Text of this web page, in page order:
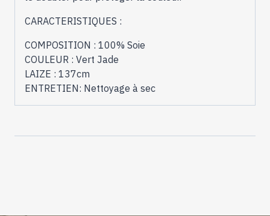
CARACTERISTIQUES :
COMPOSITION : 100% Soie
COULEUR : Vert Jade
LAIZE : 137cm
ENTRETIEN: Nettoyage à sec